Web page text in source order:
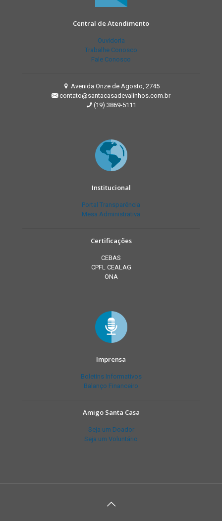
Central de Atendimento
Ouvidoria
Trabalhe Conosco
Fale Conosco
Avenida Onze de Agosto, 2745
contato@santacasadevalinhos.com.br
(19) 3869-5111
Institucional
Portal Transparência
Mesa Administrativa
Certificações
CEBAS
CPFL CEALAG
ONA
Imprensa
Boletins Informativos
Balanço Financeiro
Amigo Santa Casa
Seja um Doador
Seja um Voluntário